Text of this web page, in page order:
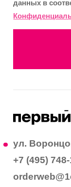
данных в
ул.
+7 (495)